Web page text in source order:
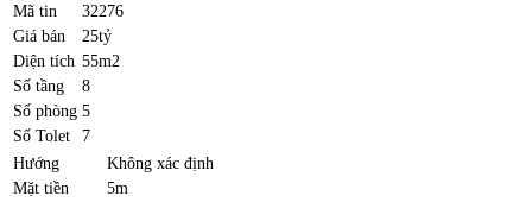
Mã tin
32276
Giá bán
25tỷ
Diện tích 55m2
Số tầng
8
Số phòng 5
Số Tolet
7
Hướng
Không xác định
Mặt tiền
5m